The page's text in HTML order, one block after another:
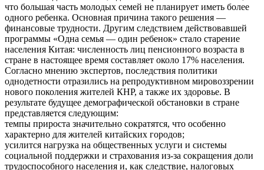
что большая часть молодых семей не планирует иметь более
одного ребенка. Основная причина такого решения —
финансовые трудности. Другим следствием действовавшей
программы «Одна семья — один ребенок» стало старение
населения Китая: численность лиц пенсионного возраста в
стране в настоящее время составляет около 17% населения.
Согласно мнению экспертов, последствия политики
однодетности отразились на репродуктивном мировоззрении
нового поколения жителей КНР, а также их здоровье. В
результате будущее демографической обстановки в стране
представляется следующим:
темпы прироста значительно сократятся, что особенно
характерно для жителей китайских городов;
усилится нагрузка на общественных услуги и системы
социальной поддержки и страхования из-за сокращения доли
трудоспособного населения и, как следствие, налоговых